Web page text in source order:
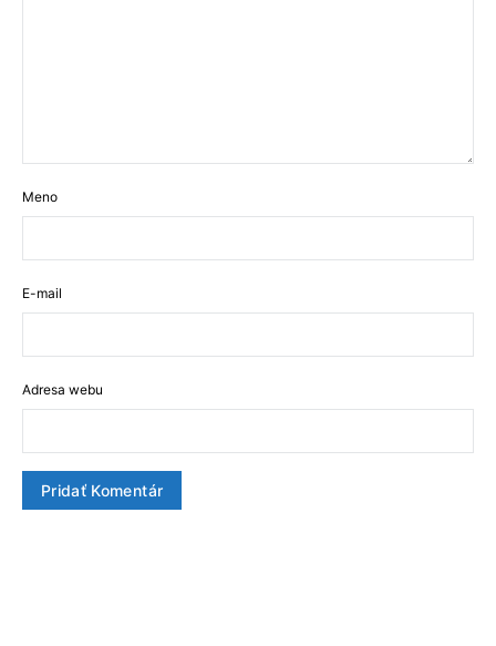
Meno
E-mail
Adresa webu